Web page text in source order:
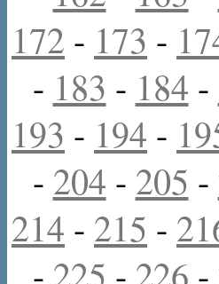
172 - 173 -
- 183 - 184 -
193 - 194 -
- 204 - 205 -
214 - 215 -
- 225 - 226 -